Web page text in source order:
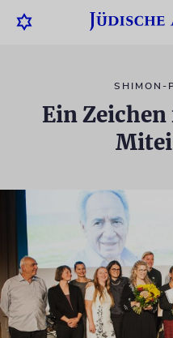
SHIMON-
Ein